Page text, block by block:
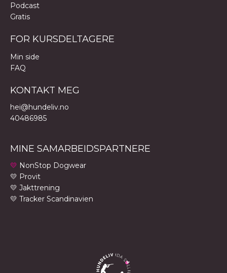
Podcast
Gratis
FOR KURSDELTAGERE
Min side
FAQ
KONTAKT MEG
hei@hundeliv.no
40486985
MINE SAMARBEIDSPARTNERE
💛 NonStop Dogwear
💛 Provit
💛 Jakttrening
💛 Tracker Scandinavien